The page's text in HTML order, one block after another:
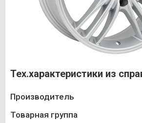
Тех.характеристики из
Производитель
Товарная группа